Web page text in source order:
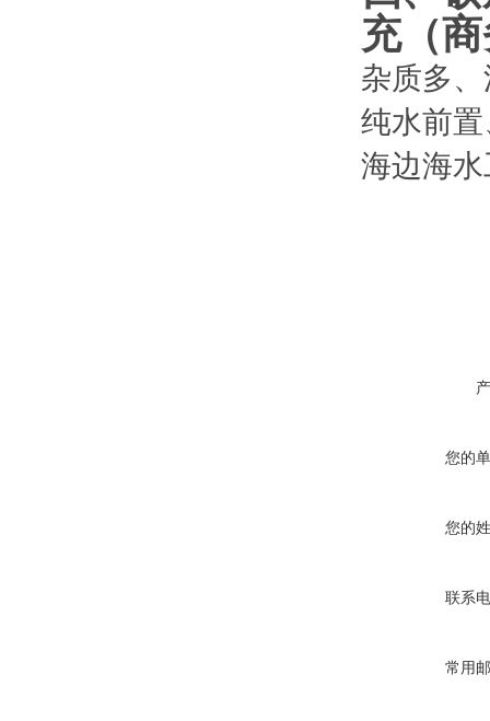
充（
杂质多
纯水前
海边海
您的
您的
联系
常用